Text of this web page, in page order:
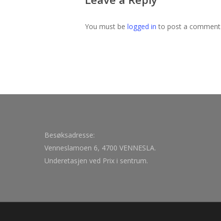
You must be logged in to post a
Besøksadresse:
Venneslamoen 6, 4700 VENNESLA.
Underetasjen ved Prix i sentrum.